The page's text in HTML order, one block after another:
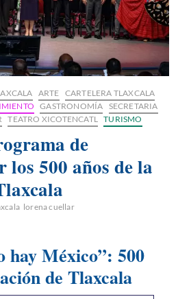
ARTE CARTELERA TLAXCALA
GASTRONOMÍA SECRETARIA
TEATRO XICOTENCATL TURISMO
de
500 años de la
lorena cuellar
hay México”: 500
de Tlaxcala